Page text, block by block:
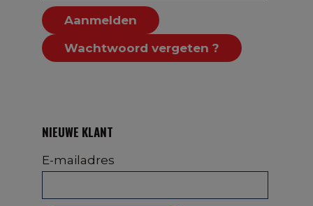
Aanmelden
Wachtwoord vergeten ?
NIEUWE KLANT
E-mailadres